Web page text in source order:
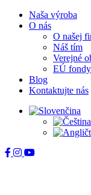
Naša výroba
O nás
O našej
Náš tím
Verejné
EÚ
Blog
Kontaktujte nás